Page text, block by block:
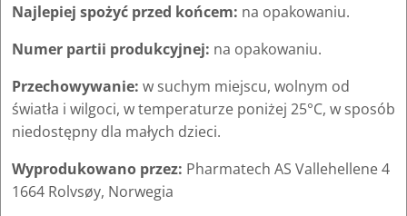
Najlepiej spożyć przed końcem: na opakowaniu.
Numer partii produkcyjnej: na opakowaniu.
Przechowywanie: w suchym miejscu, wolnym od
światła i wilgoci, w temperaturze poniżej 25°C, w sposób
niedostępny dla małych dzieci.
Wyprodukowano przez: Pharmatech AS Vallehellene 4
1664 Rolvsøy, Norwegia